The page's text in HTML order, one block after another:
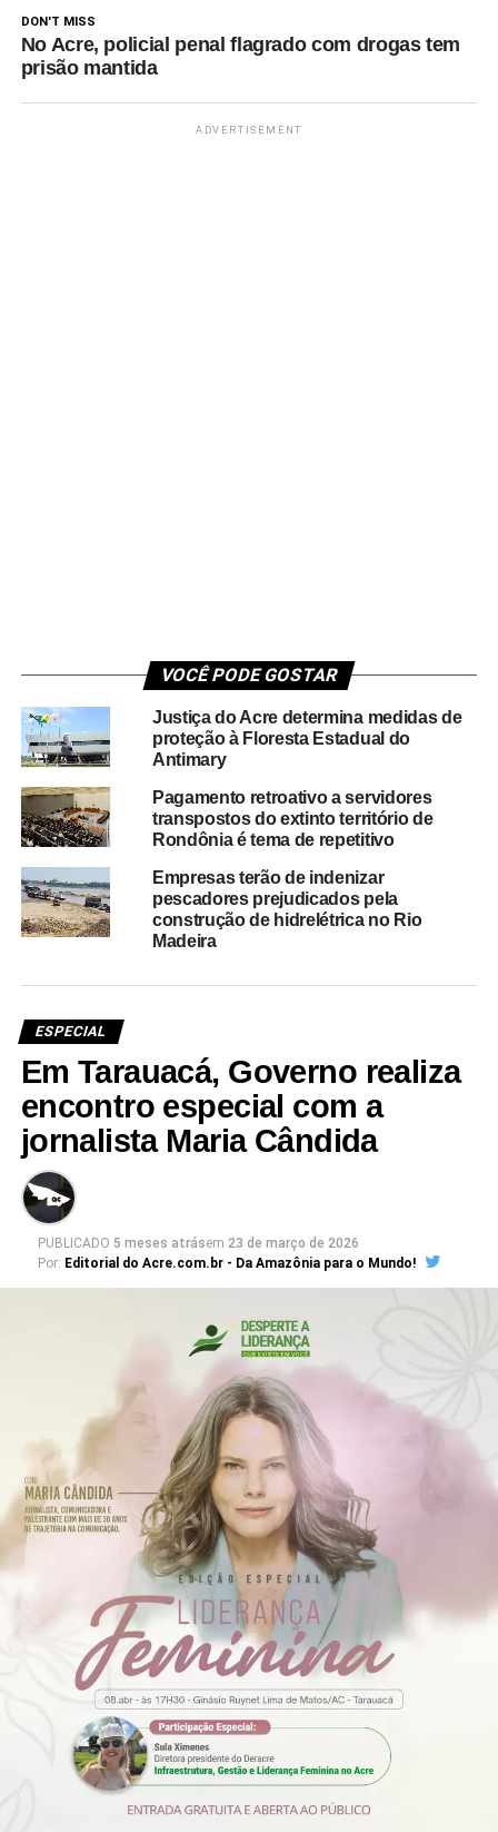
DON'T MISS
No Acre, policial penal flagrado com drogas tem
prisão mantida
ADVERTISEMENT
VOCÊ PODE GOSTAR
Justiça do Acre determina medidas de
proteção à Floresta Estadual do
Antimary
Pagamento retroativo a servidores
transpostos do extinto território de
Rondônia é tema de repetitivo
Empresas terão de indenizar
pescadores prejudicados pela
construção de hidrelétrica no Rio
Madeira
ESPECIAL
Em Tarauacá, Governo realiza
encontro especial com a
jornalista Maria Cândida
PUBLICADO 5 meses atrásem 23 de março de 2026
Por: Editorial do Acre.com.br - Da Amazônia para o Mundo!